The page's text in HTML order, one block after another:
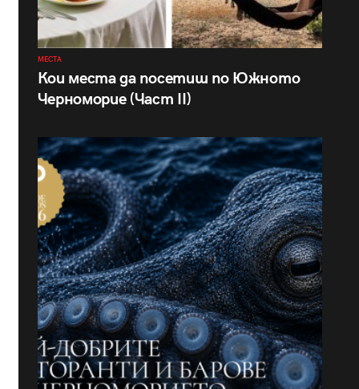
МЕСТА
Кои места да посетиш по Южното
Черноморие (Част II)